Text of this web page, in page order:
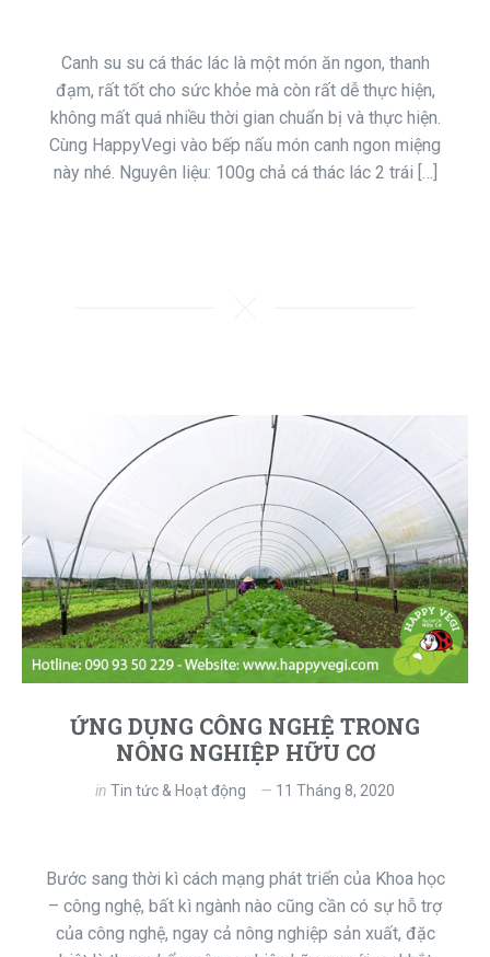
Canh su su cá thác lác là một món ăn ngon, thanh
đạm, rất tốt cho sức khỏe mà còn rất dễ thực hiện,
không mất quá nhiều thời gian chuẩn bị và thực hiện.
Cùng HappyVegi vào bếp nấu món canh ngon miệng
này nhé. Nguyên liệu: 100g chả cá thác lác 2 trái […]
ỨNG DỤNG CÔNG NGHỆ TRONG
NÔNG NGHIỆP HỮU CƠ
in Tin tức & Hoạt động 11 Tháng 8, 2020
Bước sang thời kì cách mạng phát triển của Khoa học
– công nghệ, bất kì ngành nào cũng cần có sự hỗ trợ
của công nghệ, ngay cả nông nghiệp sản xuất, đặc